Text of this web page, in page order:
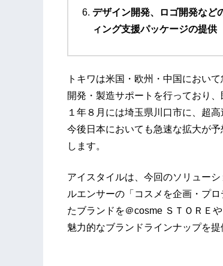
デザイン開発、ロゴ開発など
ィング支援パッケージの提供
トキワは米国・欧州・中国におい
開発・製造サポートを行っており
１年８月には埼玉県川口市に、超
今後日本においても急速な拡大が
します。
アイスタイルは、今回のソリュー
ルエンサーの「コスメを企画・プ
たブランドを＠cosme ＳＴＯＲＥ
魅力的なブランドラインナップを